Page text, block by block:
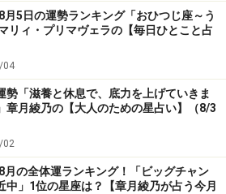
。でも今日の返済要求は徒労に終
勢】を見る
（8月23日～9月22日生ま
月5日の運勢ランキング「おひつじ座～う
リィ・プリマヴェラの【毎日ひとこと占
04
勢「滋養と休息で、底力を上げていきま
章月綾乃の【大人のための星占い】（8/3
02
月の全体運ランキング！「ビッグチャン
中」1位の星座は？【章月綾乃が占う今月